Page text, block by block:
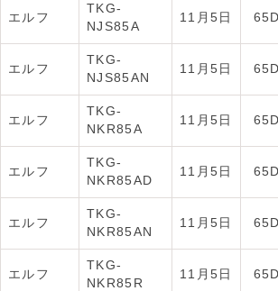
エルフ
TKG-
NJS85A
11月5日
エルフ
TKG-
NJS85AN
11月5日
エルフ
TKG-
NKR85A
11月5日
エルフ
TKG-
NKR85AD
11月5日
エルフ
TKG-
NKR85AN
11月5日
エルフ
TKG-
NKR85R
11月5日